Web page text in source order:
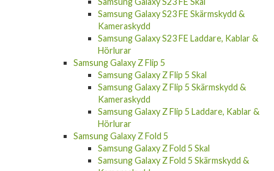
Samsung Galaxy S23 Plus Laddare, Kablar &
Hörlurar
Samsung Galaxy S23 FE
Samsung Galaxy S23 FE Fodral
Samsung Galaxy S23 FE Skal
Samsung Galaxy S23 FE Skärmskydd &
Kameraskydd
Samsung Galaxy S23 FE Laddare, Kablar &
Hörlurar
Samsung Galaxy Z Flip 5
Samsung Galaxy Z Flip 5 Skal
Samsung Galaxy Z Flip 5 Skärmskydd &
Kameraskydd
Samsung Galaxy Z Flip 5 Laddare, Kablar &